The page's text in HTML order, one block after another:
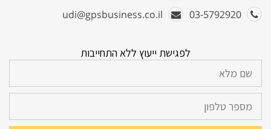
udi@gpsbusiness.co.il
לפגישת ייעוץ ללא התחייבות